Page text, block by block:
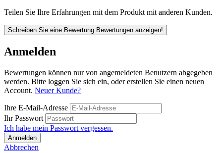
Teilen Sie Ihre Erfahrungen mit dem Produkt mit anderen Kunden.
Schreiben Sie eine Bewertung Bewertungen anzeigen!
Anmelden
Bewertungen können nur von angemeldeten Benutzern abgegeben
werden. Bitte loggen Sie sich ein, oder erstellen Sie einen neuen
Account. Neuer Kunde?
Ihre E-Mail-Adresse
Ihr Passwort
Ich habe mein Passwort vergessen.
Anmelden
Abbrechen